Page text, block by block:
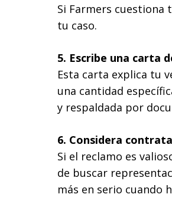
Si Farmers cuestiona
tu caso.
5. Escribe una carta
Esta carta explica tu
una cantidad
y respaldada por
6. Considera
Si el reclamo es
de buscar
más en serio cuando